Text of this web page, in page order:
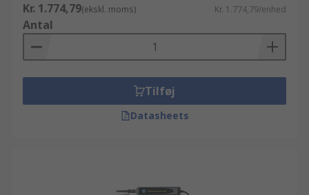
Kr. 1.774,79(ekskl. moms) Kr. 1.774,79/enhed
Antal
Tilføj
Datasheets